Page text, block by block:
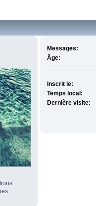
Messages:
Âge:
Inscrit le:
Temps local:
Dernière visite: